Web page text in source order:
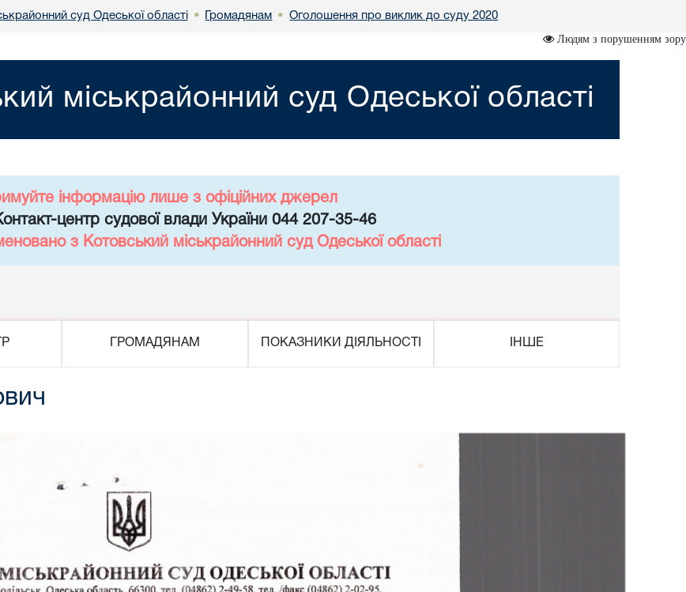
суд Одеської області • Громадянам • Оголошення про виклик до суду 2020
Людям з порушенням зору
міськрайонний суд Одеської області
інформацію лише з офіційних джерел
центр судової влади України 044 207-35-46
з Котовський міськрайонний суд Одеської області
ГРОМАДЯНАМ ПОКАЗНИКИ ДІЯЛЬНОСТІ ІНШЕ